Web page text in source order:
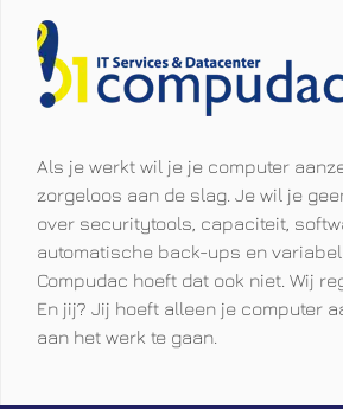
Als je werkt wil je je computer
zorgeloos aan de slag. Je wil je
over securitytools, capaciteit,
automatische back-ups en
Compudac hoeft dat ook niet. Wij
En jij? Jij hoeft alleen je computer
aan het werk te gaan.